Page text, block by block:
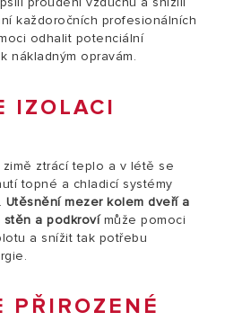
každoročních profesionálních
odhalit potenciální
nákladným opravám.
IZOLACI
ztrácí teplo a v létě se
topné a chladicí systémy
Utěsnění mezer kolem dveří a
a podkrovímůže pomoci
a snížit tak potřebu
PŘIROZENÉ